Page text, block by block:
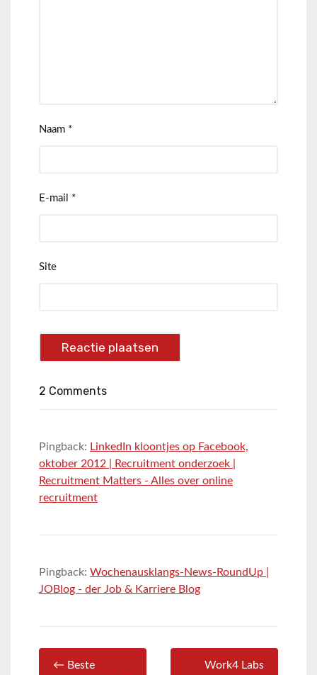
Naam *
E-mail *
Site
2 Comments
Pingback: LinkedIn kloontjes op Facebook,
oktober 2012 | Recruitment onderzoek |
Recruitment Matters - Alles over online
recruitment
Pingback: Wochenausklangs-News-RoundUp |
JOBlog - der Job & Karriere Blog
← Beste
Work4 Labs